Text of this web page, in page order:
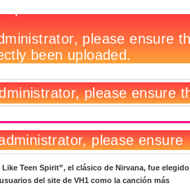
Like Teen Spirit”, el clásico de Nirvana, fue elegido
del site de VH1 como la canción más